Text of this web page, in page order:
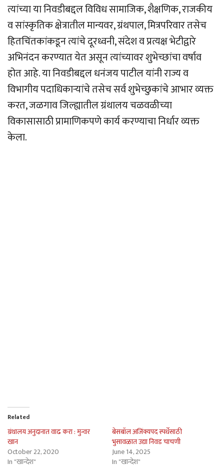
त्यांच्या या निवडीबद्दल विविध सामाजिक, शैक्षणिक, राजकीय
व सांस्कृतिक क्षेत्रातील मान्यवर, ग्रंथपाल, मित्रपरिवार तसेच
हितचिंतकांकडून त्यांचे दूरध्वनी, संदेश व प्रत्यक्ष भेटीद्वारे
अभिनंदन करण्यात येत असून त्यांच्यावर शुभेच्छांचा वर्षाव
होत आहे. या निवडीबद्दल धनंजय पाटील यांनी राज्य व
विभागीय पदाधिकार्‍यांचे तसेच सर्व शुभेच्छुकांचे आभार व्यक्त
करत, जळगाव जिल्ह्यातील ग्रंथालय चळवळीच्या
विकासासाठी प्रामाणिकपणे कार्य करण्याचा निर्धार व्यक्त
केला.
Related
ग्रंथालय अनुदानात वाढ करा : मुन्वर
खान
October 22, 2020
In "खान्देश"
बेसबॉल अजिंक्यपद स्पर्धेसाठी
भुसावळात उद्या निवड चाचणी
June 14, 2025
In "खान्देश"